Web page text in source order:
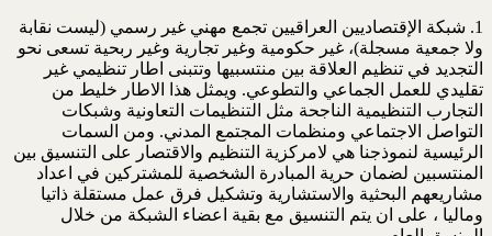
1. شبكة الإقتصاديين العراقيين تجمع مهني غير رسمي (ليست نقابة
ولا جمعية مسجلة)، غير حكومية وغير تجارية وغير ربحية تسعى نحو
التجديد في تنظيم العلاقة بين منتسبيها وتتبنى اطار تنظيمي غير
تقليدي للعمل الجماعي والتطوعي. ويمثل هذا الاطار خليط من
التجارب التنظيمية الناجحة مثل التنظيمات التعاونية وشبكات
التواصل الاجتماعي ومنظمات المجتمع المدني. ومن السمات
الرئيسية لنموذجنا هي لامركزية التنظيم والاقتصار على التنسيق بين
المنتسبين لضمان حرية المبادرة الشخصية للمشتركين في اعداد
مشاريعهم البحثية والاستشارية وتشكيل فرق عمل مستقلة ذاتيا
وماليا ، على ان يتم التنسيق مع بقية اعضاء الشبكة من خلال